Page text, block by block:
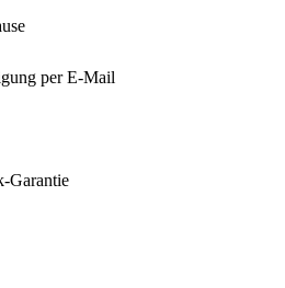
per E-Mail
Garantie